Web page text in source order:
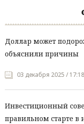
Доллар может
объяснили причины
03 декабря 2025 / 17:18
Инвестиционный
правильном старте в